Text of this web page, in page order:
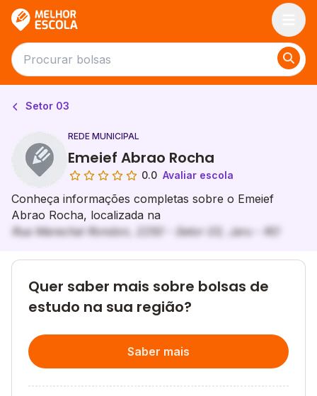
Setor 03
REDE MUNICIPAL
Emeief Abrao Rocha
0.0 Avaliar escola
Conheça informações completas sobre o Emeief
Abrao Rocha, localizada na
Rua Marechal Rondon, 2250 - Setor 03, Jaru - RO
Quer saber mais sobre bolsas de
estudo na sua região?
Saber mais